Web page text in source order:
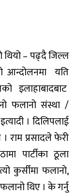
थियो – पढ्दै जिल्ल
आन्दोलनमा यति
इलाहाबादबाट
फलानो संस्था /
। दिलिपलाई
राम प्रसादले फेरी
पार्टीका ठूला
कुर्सीमा फलानो,
थिए । के गर्नु